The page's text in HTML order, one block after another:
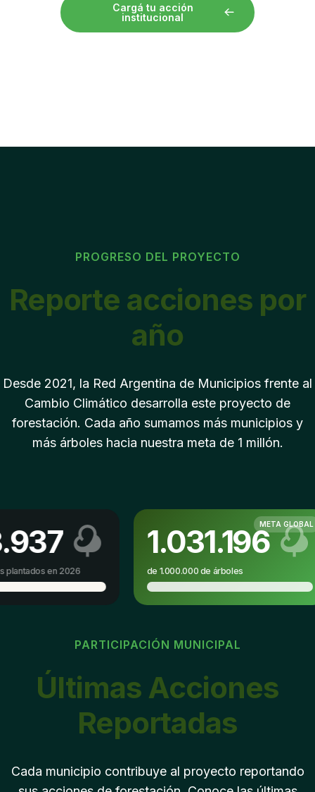
Cargá tu acción
institucional
PROGRESO DEL PROYECTO
Reporte acciones por
año
Desde 2021, la Red Argentina de Municipios frente al
Cambio Climático desarrolla este proyecto de
forestación. Cada año sumamos más municipios y
más árboles hacia nuestra meta de 1 millón.
plantados en 2026
META GLOBAL
1.031.196
de 1.000.000 de árboles
PARTICIPACIÓN MUNICIPAL
Últimas Acciones
Reportadas
Cada municipio contribuye al proyecto reportando